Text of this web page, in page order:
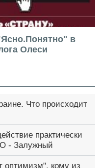
в
Олеси
Что происходит
практически
- Залужный
оптимизм", кому из